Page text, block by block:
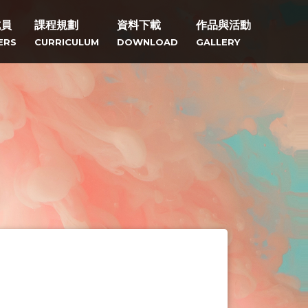
課程規劃
CURRICULUM
資料下載
DOWNLOAD
作品與活動
GALLERY